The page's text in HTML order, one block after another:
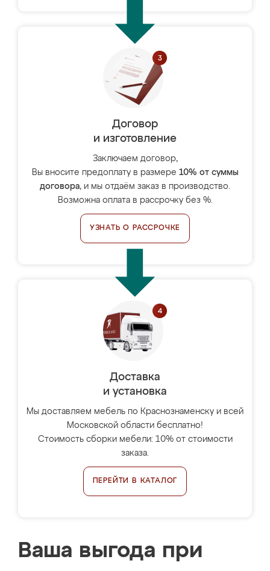
Договор
и изготовление
Заключаем договор,
Вы вносите предоплату в размере 10% от суммы
договора, и мы отдаём заказ в производство.
Возможна оплата в рассрочку без %.
УЗНАТЬ О РАССРОЧКЕ
Доставка
и установка
Мы доставляем мебель по Краснознаменску и всей
Московской области бесплатно!
Стоимость сборки мебели: 10% от стоимости
заказа.
ПЕРЕЙТИ В КАТАЛОГ
Ваша выгода при